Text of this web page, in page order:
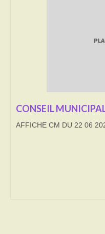
LE BRULAGE DES
DECHETS VERTS
CONSEIL
AFFICHE CM DU 22 06